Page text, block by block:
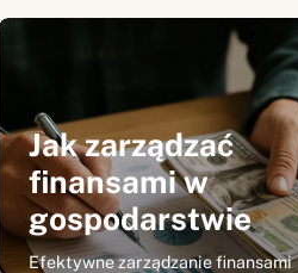
Jak zarządzać
finansami w
gospodarstwie
Efektywne zarządzanie finansami